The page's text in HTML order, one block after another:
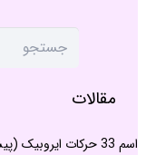
مقالات
اسم 33 حرکات ایروبیک (پیشرفته باشگاه) با فیلم و نکته